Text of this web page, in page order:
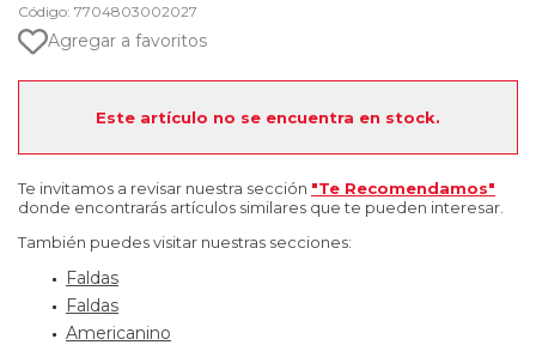
Código: 7704803002027
Agregar a favoritos
Este artículo no se encuentra en stock.
Te invitamos a revisar nuestra sección "Te Recomendamos"
donde encontrarás artículos similares que te pueden interesar.
También puedes visitar nuestras secciones:
Faldas
Faldas
Americanino